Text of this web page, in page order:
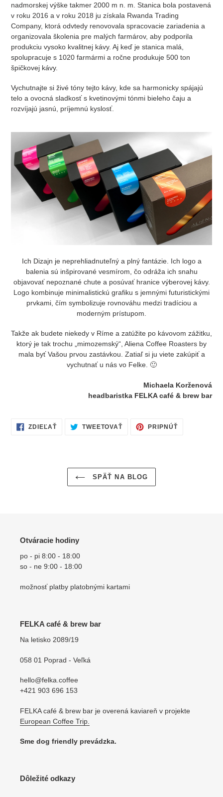
nadmorskej výške takmer 2000 m n. m. Stanica bola postavená
v roku 2016 a v roku 2018 ju získala Rwanda Trading
Company, ktorá odvtedy renovovala spracovacie zariadenia a
organizovala školenia pre malých farmárov, aby podporila
produkciu vysoko kvalitnej kávy. Aj keď je stanica malá,
spolupracuje s 1020 farmármi a ročne produkuje 500 ton
špičkovej kávy.
Vychutnajte si živé tóny tejto kávy, kde sa harmonicky spájajú
telo a ovocná sladkosť s kvetinovými tónmi bieleho čaju a
rozvíjajú jasnú, príjemnú kyslosť.
Ich Dizajn je neprehliadnuteľný a plný fantázie. Ich logo a
balenia sú inšpirované vesmírom, čo odráža ich snahu
objavovať nepoznané chute a posúvať hranice výberovej kávy.
Logo kombinuje minimalistickú grafiku s jemnými futuristickými
prvkami, čím symbolizuje rovnováhu medzi tradíciou a
moderným prístupom.
Takže ak budete niekedy v Ríme a zatúžite po kávovom zážitku,
ktorý je tak trochu „mimozemský“, Aliena Coffee Roasters by
mala byť Vašou prvou zastávkou. Zatiaľ si ju viete zakúpiť a
vychutnať u nás vo Felke. 🙂
Michaela Korženová
headbaristka FELKA café & brew bar
ZDIEĽAŤZDIELAŤTWEETOVAŤTWEETOVAŤPRIPNÚŤPRIPNÚŤ
SPÄŤ NA BLOG
Otváracie hodiny
po - pi 8:00 - 18:00
so - ne 9:00 - 18:00
možnosť platby platobnými kartami
FELKA café & brew bar
Na letisko 2089/19
058 01 Poprad - Veľká
hello@felka.coffee
+421 903 696 153
FELKA café & brew bar je overená kaviareň v projekte
European Coffee Trip.
Sme dog friendly prevádzka.
Dôležité odkazy